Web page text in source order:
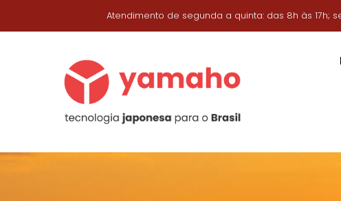
Atendimento de segunda a quinta: das 8h às 17h;